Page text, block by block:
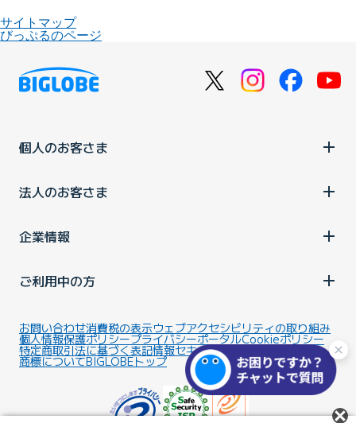
サイトマップ
びっぷるのページ
個人のお客さま
法人のお客さま
企業情報
ご利用中の方
お問い合わせ消費税の表示ウェブアクセシビリティの取り組み
個人情報保護ポリシープライバシーポータルCookieポリシー
特定商取引法に基づく表記情報セキュリティ基本方針
商標についてBIGLOBEトップ